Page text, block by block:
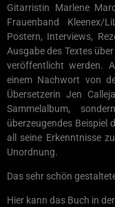
Gitarristin Marlene
Frauenband Kleenex/
Postern, Interviews,
Ausgabe des Textes
veröffentlicht werden.
einem Nachwort von
Übersetzerin Jen
Sammelalbum,
überzeugendes Beispiel
all seine Erkenntnisse
Unordnung.
Das sehr schön
Hier kann das Buch in